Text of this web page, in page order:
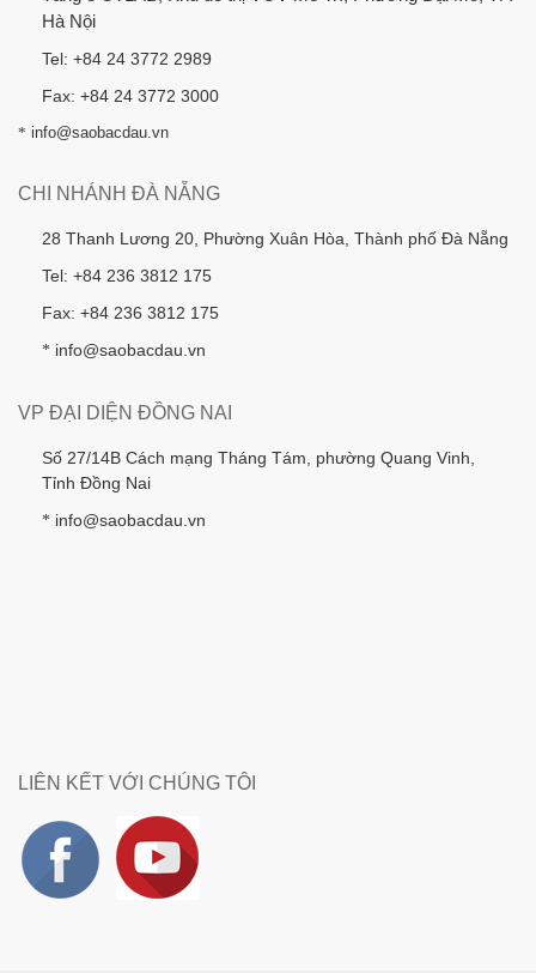
Hà Nội
Tel: +84 24 3772 2989
Fax: +84 24 3772 3000
* info@saobacdau.vn
CHI NHÁNH ĐÀ NẴNG
28 Thanh Lương 20, Phường Xuân Hòa, Thành phố Đà Nẵng
Tel: +84 236 3812 175
Fax: +84 236 3812 175
* info@saobacdau.vn
VP ĐẠI DIỆN ĐỒNG NAI
Số 27/14B Cách mạng Tháng Tám, phường Quang Vinh,
Tỉnh Đồng Nai
* info@saobacdau.vn
LIÊN KẾT VỚI CHÚNG TÔI